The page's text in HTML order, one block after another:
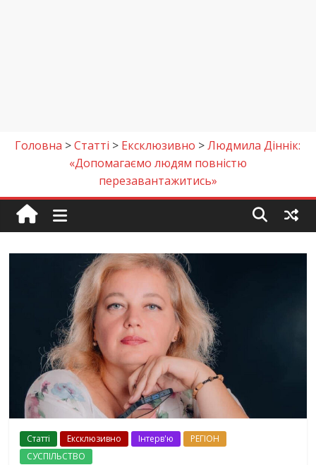
Головна >Cтаттi > Ексклюзивно >Людмила Діннік:
«Допомагаємо людям повністю
перезавантажитись»
Cтаттi Ексклюзивно Інтерв'ю
РЕГІОН
СУСПІЛЬСТВО